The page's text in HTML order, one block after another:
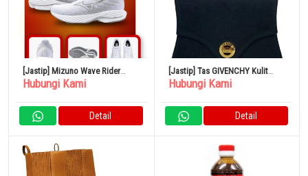
[Jastip] Mizuno Wave Rider
Snickers
Hubungi Kami
Detail
[Jastip] Tas GIVENCHY Kulit
Hitam
Hubungi Kami
Detail